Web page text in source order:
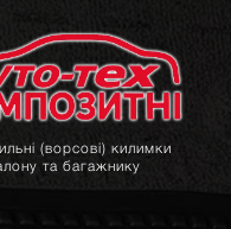
(ворсові) килимки
та багажнику